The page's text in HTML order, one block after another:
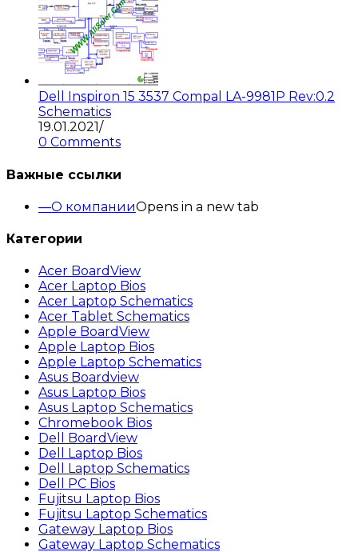
Dell Inspiron 15 3537 Compal LA-9981P Rev:0.2
Schematics
19.01.2021/
0 Comments
Важные ссылки
О компанииOpens in a new tab
Категории
Acer BoardView
Acer Laptop Bios
Acer Laptop Schematics
Acer Tablet Schematics
Apple BoardView
Apple Laptop Bios
Apple Laptop Schematics
Asus Boardview
Asus Laptop Bios
Asus Laptop Schematics
Chromebook Bios
Dell BoardView
Dell Laptop Bios
Dell Laptop Schematics
Dell PC Bios
Fujitsu Laptop Bios
Fujitsu Laptop Schematics
Gateway Laptop Bios
Gateway Laptop Schematics